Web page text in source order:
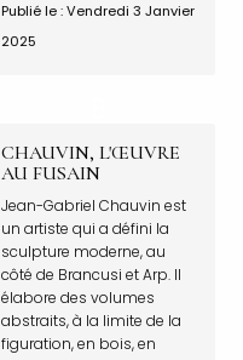
Publié le : Vendredi 3 Janvier
2025
CHAUVIN, L'ŒUVRE
AU FUSAIN
Jean-Gabriel Chauvin est
un artiste qui a défini la
sculpture moderne, au
côté de Brancusi et Arp. Il
élabore des volumes
abstraits, à la limite de la
figuration, en bois, en